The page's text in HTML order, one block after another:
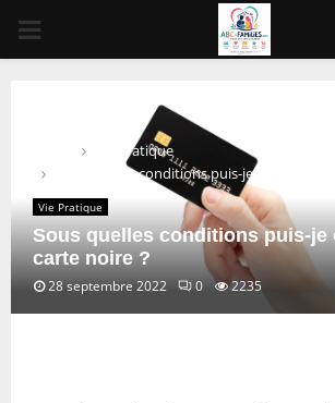
PRIMARY
Vie Pratique
Sous quelles conditions puis-je obtenir une
Vie Pratique
Sous quelles conditions puis-je
carte noire ?
28 septembre 2022 0 2235